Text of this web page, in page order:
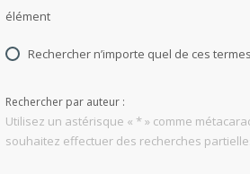
élément
Rechercher n’importe quel de ces termes
Rechercher par auteur :
Utilisez un astérisque « * » comme
souhaitez effectuer des recherches